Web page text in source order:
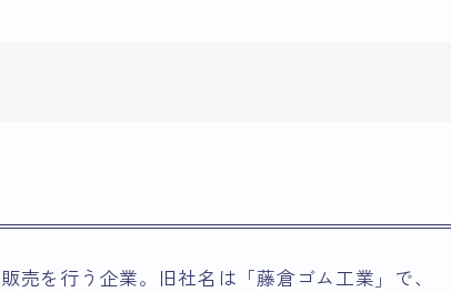
売を行う企業。旧社名は「藤倉ゴム工業」で、